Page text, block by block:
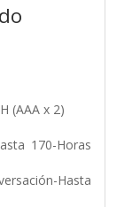
(AAA x 2)
170-Horas
Hasta